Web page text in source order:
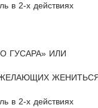
в 2-х действиях
ГУСАРА» ИЛИ
в 2-х действиях